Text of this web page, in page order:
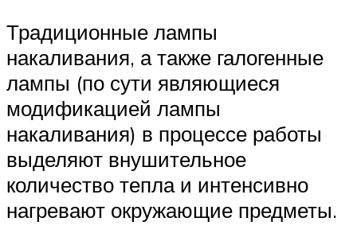
Традиционные лампы
накаливания, а также галогенные
лампы (по сути являющиеся
модификацией лампы
накаливания) в процессе работы
выделяют внушительное
количество тепла и интенсивно
нагревают окружающие предметы.